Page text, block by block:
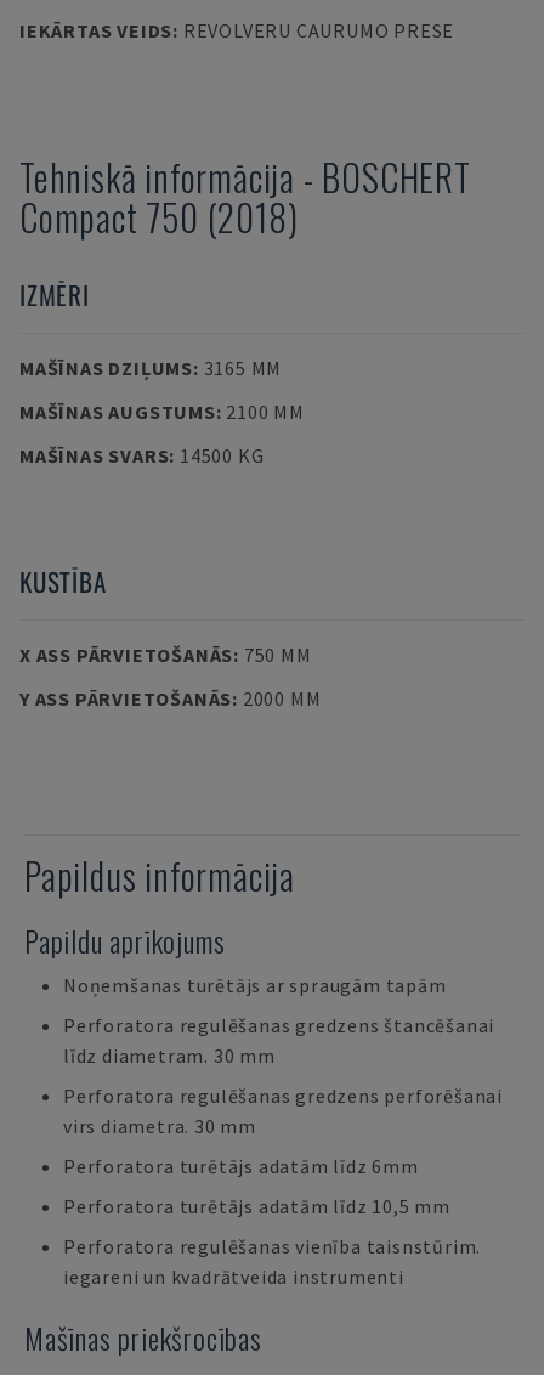
IEKĀRTAS VEIDS: REVOLVERU CAURUMO PRESE
Tehniskā informācija - BOSCHERT
Compact 750 (2018)
IZMĒRI
MAŠĪNAS DZIĻUMS: 3165 MM
MAŠĪNAS AUGSTUMS: 2100 MM
MAŠĪNAS SVARS: 14500 KG
KUSTĪBA
X ASS PĀRVIETOŠANĀS: 750 MM
Y ASS PĀRVIETOŠANĀS: 2000 MM
Papildus informācija
Papildu aprīkojums
Noņemšanas turētājs ar spraugām tapām
Perforatora regulēšanas gredzens štancēšanai
līdz diametram. 30 mm
Perforatora regulēšanas gredzens perforēšanai
virs diametra. 30 mm
Perforatora turētājs adatām līdz 6mm
Perforatora turētājs adatām līdz 10,5 mm
Perforatora regulēšanas vienība taisnstūrim.
iegareni un kvadrātveida instrumenti
Mašīnas priekšrocības